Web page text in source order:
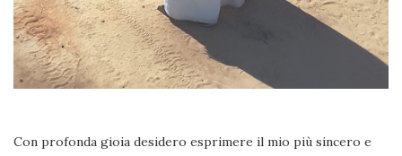
Con profonda gioia desidero esprimere il mio più sincero e